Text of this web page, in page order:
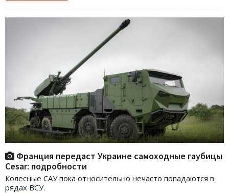
Франция передаст Украине самоходные гаубицы
Cesar: подробности
Колесные САУ пока относительно нечасто попадаются в
рядах ВСУ.